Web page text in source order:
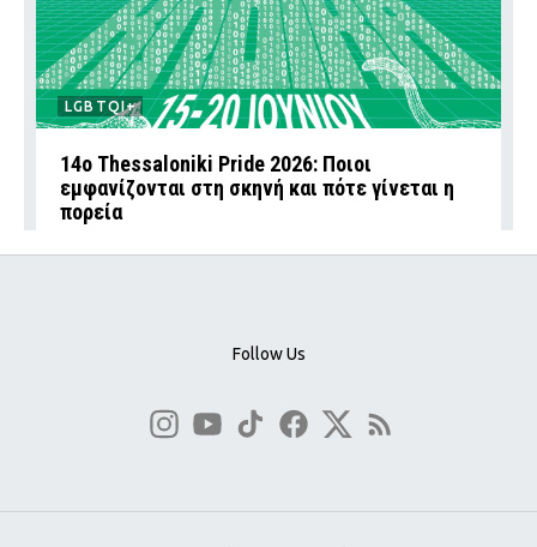
LGBTQI+
14ο Thessaloniki Pride 2026: Ποιοι
εμφανίζονται στη σκηνή και πότε γίνεται η
πορεία
Follow Us